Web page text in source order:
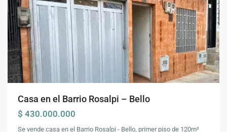
Casa en el Barrio Rosalpi – Bello
$ 430.000.000
Se vende casa en el Barrio Rosalpi - Bello, primer piso de 120m²